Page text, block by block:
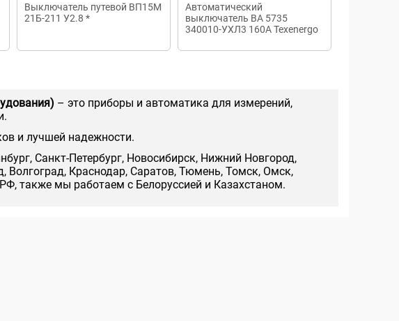
Выключатель путевой ВП15М
21Б-211 У2.8 *
Автоматический
выключатель ВА 5735
340010-УХЛ3 160А Texenergo
– это приборы и автоматика для измерений,
и лучшей надежности.
Санкт-Петербург, Новосибирск, Нижний Новгород,
Волгоград, Краснодар, Саратов, Тюмень, Томск, Омск,
также мы работаем с Белоруссией и Казахстаном.